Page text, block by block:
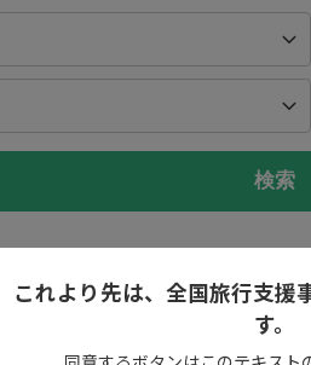
これより先は、全国旅行支援
す。
検索